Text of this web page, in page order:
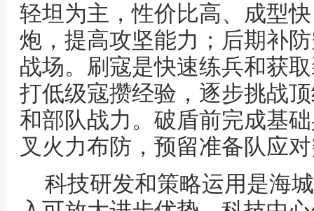
轻坦为主，性价比高、成型
炮，提高攻坚能力；后期补
战场。刷寇是快速练兵和获
打低级寇攒经验，逐步挑战
和部队战力。破盾前完成基
叉火力布防，预留准备队应
科技研发和策略运用是海